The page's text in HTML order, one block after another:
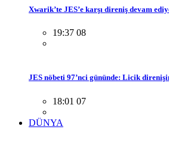
Xwarik’te JES’e karşı direniş devam
19:37 08
JES nöbeti 97’nci gününde: Licik
18:01 07
DÜNYA